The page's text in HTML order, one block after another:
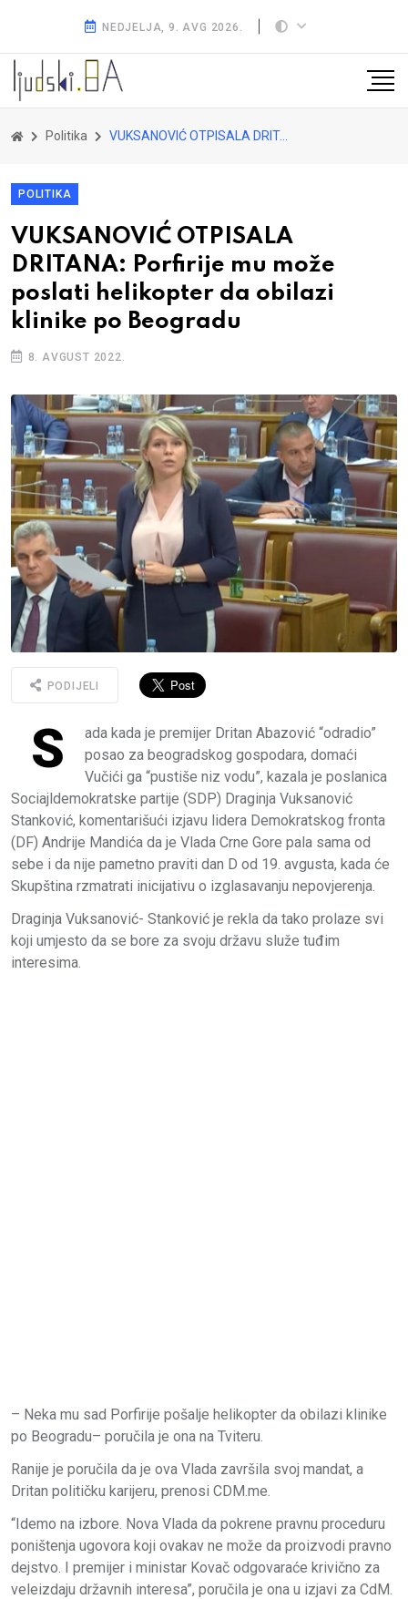
NEDJELJA, 9. AVG 2026.
Politika VUKSANOVIĆ OTPISALA DRITANA: Porfirije mu može poslati helikopter da obilazi klinike po Beogradu
POLITIKA
VUKSANOVIĆ OTPISALA
DRITANA: Porfirije mu može
poslati helikopter da obilazi
klinike po Beogradu
8. AVGUST 2022.
PODIJELI
S
ada kada je premijer Dritan Abazović “odradio”
posao za beogradskog gospodara, domaći
Vučići ga “pustiše niz vodu”, kazala je poslanica
Sociajldemokratske partije (SDP) Draginja Vuksanović
Stanković, komentarišući izjavu lidera Demokratskog fronta
(DF) Andrije Mandića da je Vlada Crne Gore pala sama od
sebe i da nije pametno praviti dan D od 19. avgusta, kada će
Skupština rzmatrati inicijativu o izglasavanju nepovjerenja.
Draginja Vuksanović- Stanković je rekla da tako prolaze svi
koji umjesto da se bore za svoju državu služe tuđim
interesima.
– Neka mu sad Porfirije pošalje helikopter da obilazi klinike
po Beogradu– poručila je ona na Tviteru.
Ranije je poručila da je ova Vlada završila svoj mandat, a
Dritan političku karijeru, prenosi CDM.me.
“Idemo na izbore. Nova Vlada da pokrene pravnu proceduru
poništenja ugovora koji ovakav ne može da proizvodi pravno
dejstvo. I premijer i ministar Kovač odgovaraće krivično za
veleizdaju državnih interesa”, poručila je ona u izjavi za CdM.